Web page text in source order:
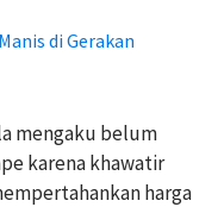
di Gerakan
mengaku belum
karena khawatir
harga